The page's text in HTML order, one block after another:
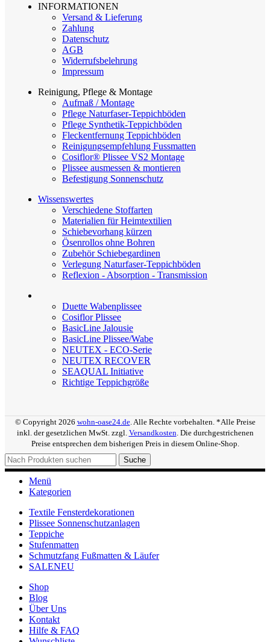
INFORMATIONEN
Versand & Lieferung
Zahlung
Datenschutz
AGB
Widerrufsbelehrung
Impressum
Reinigung, Pflege & Montage
Aufmaß / Montage
Pflege Naturfaser-Teppichböden
Pflege Synthetik-Teppichböden
Fleckentfernung Teppichböden
Reinigungsempfehlung Fussmatten
Cosiflor® Plissee VS2 Montage
Plissee ausmessen & montieren
Befestigung Sonnenschutz
Wissenswertes
Verschiedene Stoffarten
Materialien für Heimtextilien
Schiebevorhang kürzen
Ösenrollos ohne Bohren
Zubehör Schiebegardinen
Verlegung Naturfaser-Teppichböden
Reflexion - Absorption - Transmission
Duette Wabenplissee
Cosiflor Plissee
BasicLine Jalousie
BasicLine Plissee/Wabe
NEUTEX - ECO-Serie
NEUTEX RECOVER
SEAQUAL Initiative
Richtige Teppichgröße
© Copyright 2026 wohn-oase24.de. Alle Rechte vorbehalten. *Alle Preise
inkl. der gesetzlichen MwSt. zzgl. Versandkosten . Die durchgestrichenen
Preise entsprechen dem bisherigen Preis in diesem Online-Shop.
Suche
Menü
Kategorien
Textile Fensterdekorationen
Plissee Sonnenschutzanlagen
Teppiche
Stufenmatten
Schmutzfang Fußmatten & Läufer
SALENEU
Shop
Blog
Über Uns
Kontakt
Hilfe & FAQ